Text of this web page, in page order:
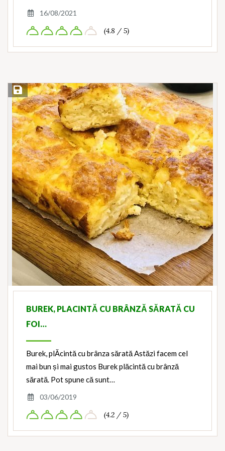
16/08/2021
(4.8 / 5)
Save Recipe
BUREK, PLACINTĂ CU BRÂNZĂ SĂRATĂ CU
FOI…
Burek, plĂcintă cu brânza sărată Astăzi facem cel
mai bun și mai gustos Burek plăcintă cu brânză
sărată. Pot spune că sunt…
03/06/2019
(4.2 / 5)